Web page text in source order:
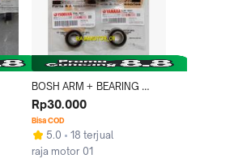
BOSH ARM + BEARING
6003 MIO LAMA MIO SOUL
MIO J XEON NOUVO X_RIDE
Rp30.000
Bisa COD
5.0
18 terjual
raja motor 01